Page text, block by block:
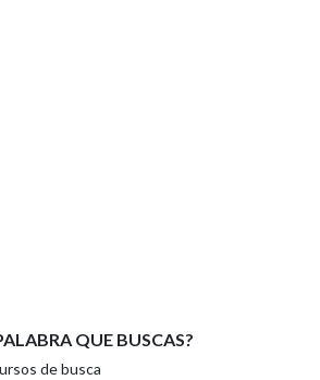
condicións da política de
que aparece na imaxe:
QUE BUSCAS?
de busca